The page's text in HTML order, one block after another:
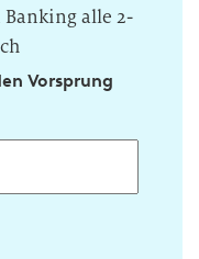
alle 2-
Vorsprung